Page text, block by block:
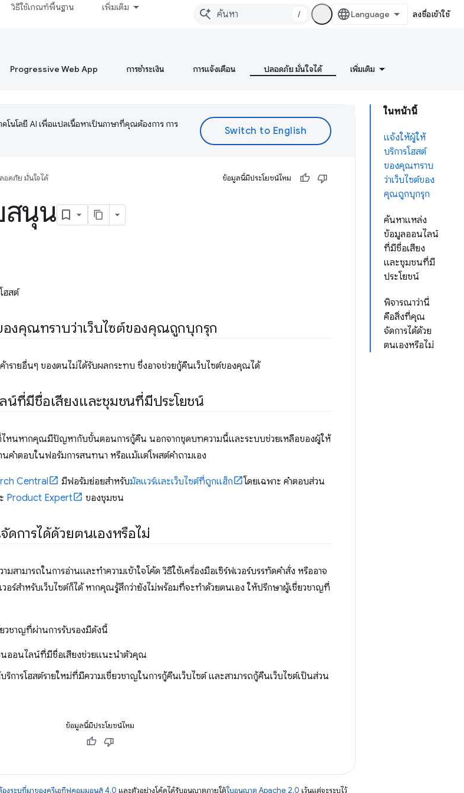
วิธีใช้เกณฑ์พื้นฐาน เพิ่มเติม
/ ลงชื่อเข้าใช้
Progressive Web App การชำระเงิน การแจ้งเตือน ปลอดภัย มั่นใจได้ เพิ่มเติม
ในหน้านี้
แจ้งให้ผู้ให้
บริการโฮสต์
ของคุณทราบ
ว่าเว็บไซต์ของ
คุณถูกบุกรุก
ค้นหาแหล่ง
ข้อมูลออนไลน์
ที่มีชื่อเสียง
และชุมชนที่มี
ประโยชน์
พิจารณาว่านี่
คือสิ่งที่คุณ
จัดการได้ด้วย
ตนเองหรือไม่
โนโลยี AI เพื่อแปลเนื้อหาเป็นภาษาที่คุณต้องการ การ
อดภัย มั่นใจได้ ข้อมูลนี้มีประโยชน์ไหม
สนุน
ฮสต์
องคุณทราบว่าเว็บไซต์ของคุณถูกบุกรุก
ารายอื่นๆ ของตนไม่ได้รับผลกระทบ ซึ่งอาจช่วยกู้คืนเว็บไซต์ของคุณได้
ที่มีชื่อเสียงและชุมชนที่มีประโยชน์
ไหนหากคุณมีปัญหากับขั้นตอนการกู้คืน นอกจากชุดบทความนี้และระบบช่วยเหลือของผู้ให้
นคำตอบในฟอรัมการสนทนา หรือแม้แต่โพสต์คำถามเอง
Central มีฟอรัมย่อยสำหรับมัลแวร์และเว็บไซต์ที่ถูกแฮ็ก
โดยเฉพาะ คำตอบส่วน
Product Expert ของชุมชน
การได้ด้วยตนเองหรือไม่
มสามารถในการอ่านและทำความเข้าใจโค้ด วิธีใช้เครื่องมือเซิร์ฟเวอร์บรรทัดคำสั่ง หรืออาจ
วอร์สำหรับเว็บไซต์ก็ได้ หากคุณรู้สึกว่ายังไม่พร้อมที่จะทำด้วยตนเอง ให้ปรึกษาผู้เชี่ยวชาญที่
วชาญที่ผ่านการรับรองมีดังนี้
ออนไลน์ที่มีชื่อเสียงช่วยแนะนำตัวคุณ
การโฮสต์รายใหม่ที่มีความเชี่ยวชาญในการกู้คืนเว็บไซต์ และสามารถกู้คืนเว็บไซต์เป็นส่วน
ข้อมูลนี้มีประโยชน์ไหม
งระบุที่มาของครีเอทีฟคอมมอนส์ 4.0 และตัวอย่างโค้ดได้รับอนุญาตภายใต้ใบอนุญาต Apache 2.0 เว้นแต่จะระบุไว้